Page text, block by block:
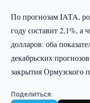
По прогнозам IATA,
году составит 2,1%,
долларов: оба
декабрьских
закрытия Ормузского
Поделиться: